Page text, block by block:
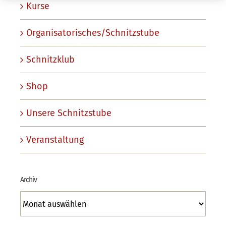
Kurse
Organisatorisches/Schnitzstube
Schnitzklub
Shop
Unsere Schnitzstube
Veranstaltung
Archiv
Archiv